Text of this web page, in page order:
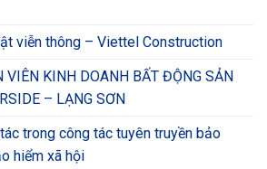
viễn thông – Viettel Construction
VIÊN KINH DOANH BẤT ĐỘNG SẢN
– LẠNG SƠN
trong công tác tuyên truyền bảo
hiểm xã hội